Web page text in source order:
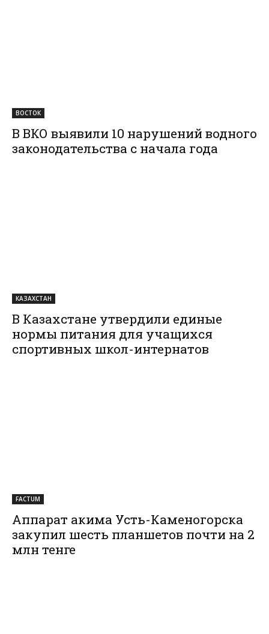
ВОСТОК
В ВКО выявили 10 нарушений водного
законодательства с начала года
КАЗАХСТАН
В Казахстане утвердили единые
нормы питания для учащихся
спортивных школ-интернатов
FACTUM
Аппарат акима Усть-Каменогорска
закупил шесть планшетов почти на 2
млн тенге